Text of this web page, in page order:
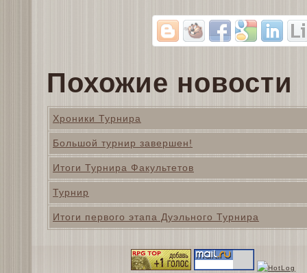
Похожие новости
Хроники Турнира
Большой турнир завершен!
Итоги Турнира Факультетов
Турнир
Итоги первого этапа Дуэльного Турнира